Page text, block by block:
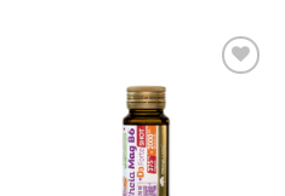
Pievienot vēlmju
sarakstam